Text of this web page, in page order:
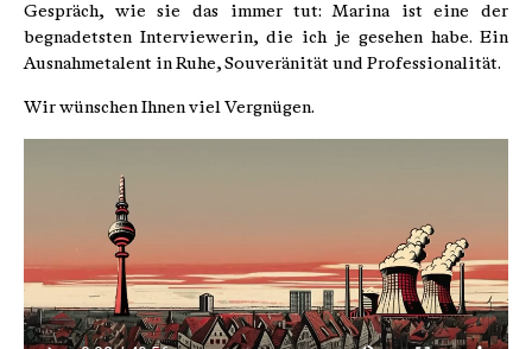
Gespräch, wie sie das immer tut: Marina ist eine der
begnadetsten Interviewerin, die ich je gesehen habe. Ein
Ausnahmetalent in Ruhe, Souveränität und Professionalität.
Wir wünschen Ihnen viel Vergnügen.